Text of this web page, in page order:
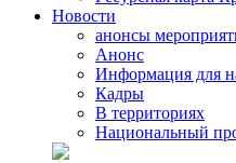
Новости
анонсы
Анонс
Информация для
Кадры
В территориях
Национальный